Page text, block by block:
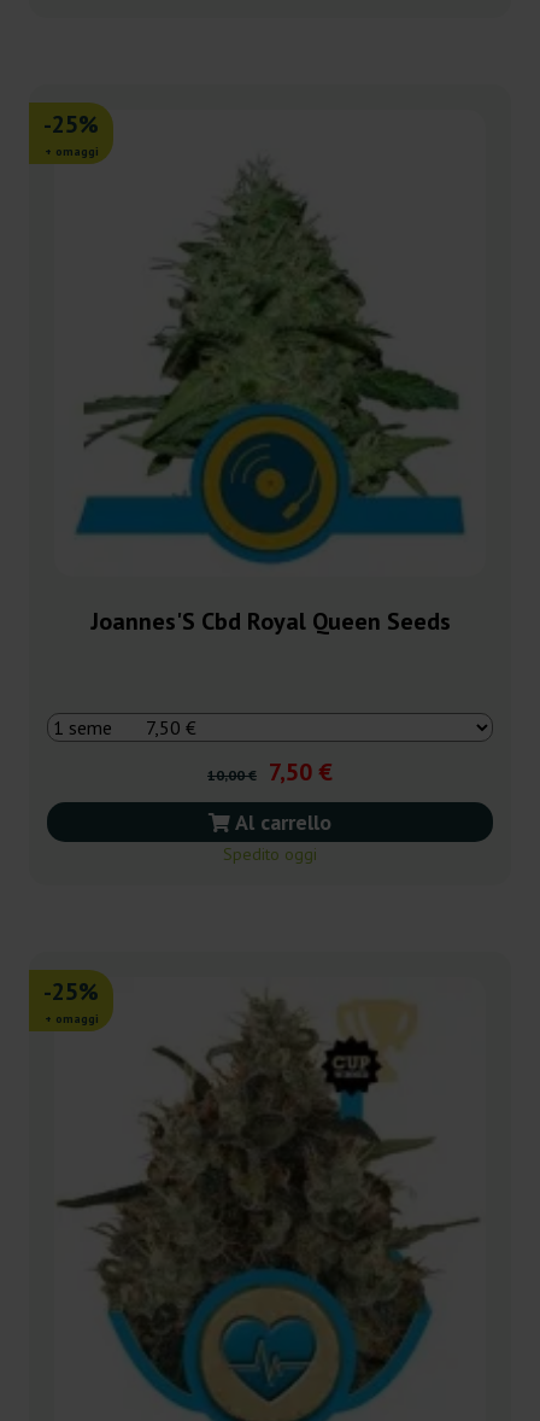
-25%
+ omaggi
Joannes'S Cbd Royal Queen Seeds
10,00 € 7,50 €
Al carrello
Spedito oggi
-25%
+ omaggi